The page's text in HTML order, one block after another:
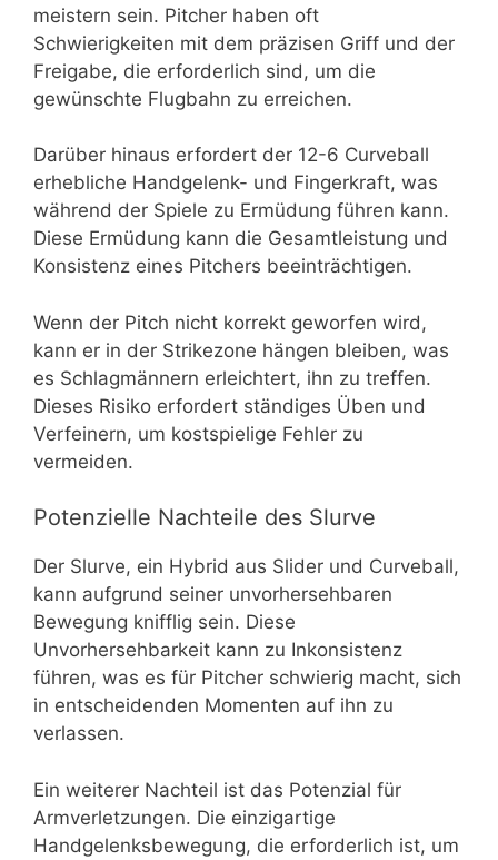
meistern sein. Pitcher haben oft
Schwierigkeiten mit dem präzisen Griff und der
Freigabe, die erforderlich sind, um die
gewünschte Flugbahn zu erreichen.
Darüber hinaus erfordert der 12-6 Curveball
erhebliche Handgelenk- und Fingerkraft, was
während der Spiele zu Ermüdung führen kann.
Diese Ermüdung kann die Gesamtleistung und
Konsistenz eines Pitchers beeinträchtigen.
Wenn der Pitch nicht korrekt geworfen wird,
kann er in der Strikezone hängen bleiben, was
es Schlagmännern erleichtert, ihn zu treffen.
Dieses Risiko erfordert ständiges Üben und
Verfeinern, um kostspielige Fehler zu
vermeiden.
Potenzielle Nachteile des Slurve
Der Slurve, ein Hybrid aus Slider und Curveball,
kann aufgrund seiner unvorhersehbaren
Bewegung knifflig sein. Diese
Unvorhersehbarkeit kann zu Inkonsistenz
führen, was es für Pitcher schwierig macht, sich
in entscheidenden Momenten auf ihn zu
verlassen.
Ein weiterer Nachteil ist das Potenzial für
Armverletzungen. Die einzigartige
Handgelenksbewegung, die erforderlich ist, um